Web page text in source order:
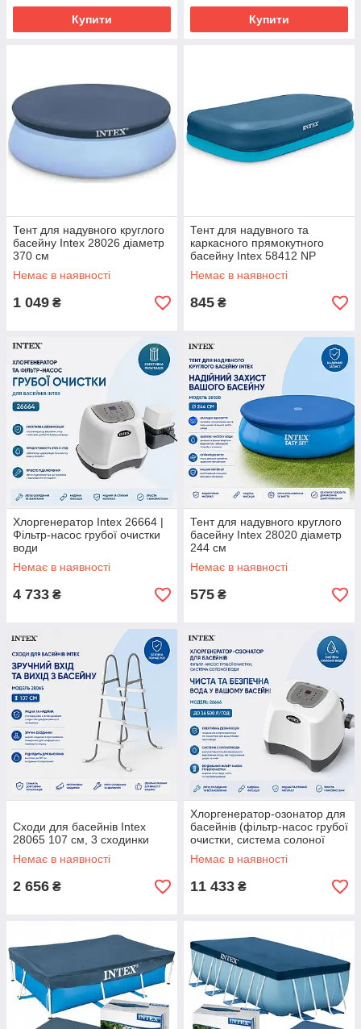
Купити Купити
Тент для надувного круглого
басейну Intex 28026 діаметр
370 см
Немає в наявності
1 049 ₴
Тент для надувного та
каркасного прямокутного
басейну Intex 58412 NP
розміром 305x183см
Немає в наявності
845 ₴
Хлоргенератор Intex 26664 |
Фільтр-насос грубої очистки
води
Немає в наявності
4 733 ₴
Тент для надувного круглого
басейну Intex 28020 діаметр
244 см
Немає в наявності
575 ₴
Сходи для басейнів Intex
28065 107 см, 3 сходинки
Немає в наявності
2 656 ₴
Хлоргенератор-озонатор для
басейнів (фільтр-насос грубої
очистки, система солоної
води) Intex 26666
Немає в наявності
11 433 ₴